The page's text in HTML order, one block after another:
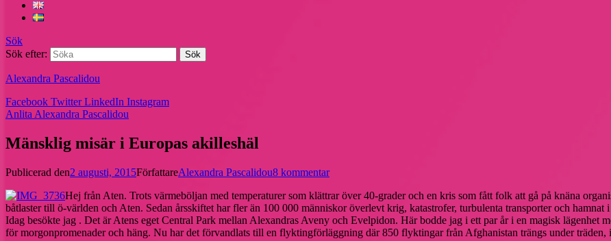
Sök
Sök efter:
Alexandra Pascalidou
Facebook Twitter LinkedIn Instagram
Anlita Alexandra Pascalidou
Mänsklig misär i Europas akilleshäl
Publicerad den2 augusti, 2015FörfattareAlexandra Pascalidou8 kommentar
Hej från Aten. Trots värmeböljan med temperaturer som klättrar över 40-grader och en kris som fått folk att gå på knäna
båtlaster till ö-världen och Aten. Sedan årsskiftet har fler än 100 000 människor överlevt krig, katastrofer, turbulenta transporter och
Idag besökte jag . Det är Atens eget Central Park mellan Alexandras Aveny och Evelpidon. Här bodde jag i ett par år i en magisk lägenhet
för morgonpromenader och häng. Nu har det förvandlats till en flyktingförläggning där 850 flyktingar från Afghanistan trängs under träden,